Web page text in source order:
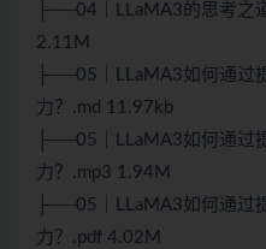
├──04｜LLaMA3的思考之
2.11M
├──05｜LLaMA3如何通过
力？.md 11.97kb
├──05｜LLaMA3如何通过
力？.mp3 1.94M
├──05｜LLaMA3如何通过
力？.pdf 4.02M